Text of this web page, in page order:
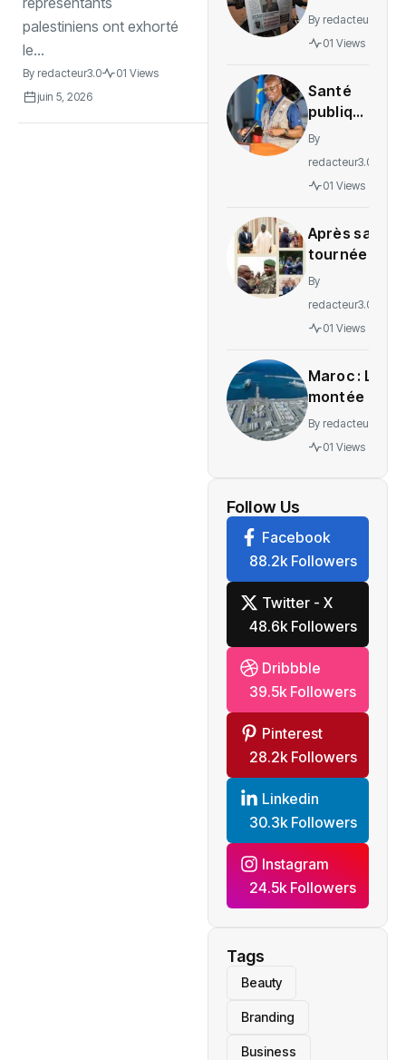
palestiniens ont exhorté
le...
By redacteur3.0
01 Views
juin 5, 2026
journalistes
au Mali
indignation
By redacteur3.0
01 Views
Santé
publique
: La RDC
des
Ituri
By
redacteur3.0
01 Views
Après sa
tournée
régionale,
de
By
redacteur3.0
01 Views
Maroc : La
montée en
puissance
d’un
de
l’économie
mondiale
By redacteur3.0
01 Views
Follow Us
Facebook
88.2k Followers
Twitter - X
48.6k Followers
Dribbble
39.5k Followers
Pinterest
28.2k Followers
Linkedin
30.3k Followers
Instagram
24.5k Followers
Tags
Beauty
Branding
Business